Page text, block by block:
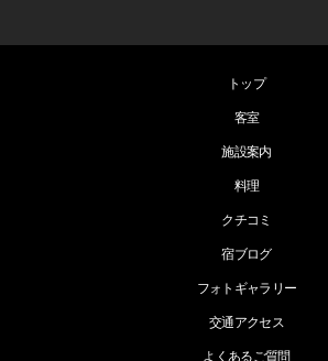
トップ
客室
施設案内
料理
クチコミ
宿ブログ
フォトギャラリー
交通アクセス
よくあるご質問